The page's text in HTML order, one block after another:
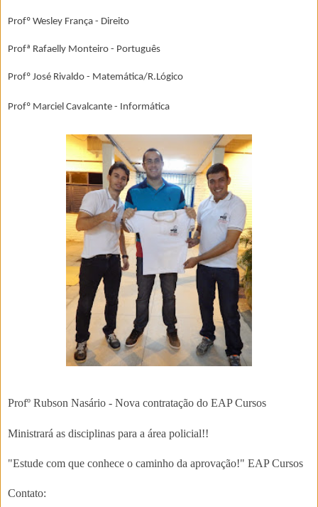
Profº Wesley França - Direito
Profª Rafaelly Monteiro - Português
Profº José Rivaldo - Matemática/R.Lógico
Profº Marciel Cavalcante - Informática
Profº Rubson Nasário - Nova contratação do EAP Cursos
Ministrará as disciplinas para a área policial!!
"Estude com que conhece o caminho da aprovação!" EAP Cursos
Contato: